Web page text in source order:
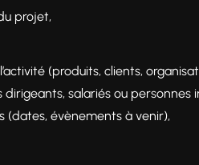
projet,
(produits, clients,
salariés ou personnes
(dates, évènements à venir),